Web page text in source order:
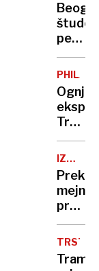
peš
in s
kolesi
v
Novi
Sad,
sledi
treh
letalo
na
IZRAEL
-
GAZA
Prek
Rafa
v
Egipt
prva
TRST